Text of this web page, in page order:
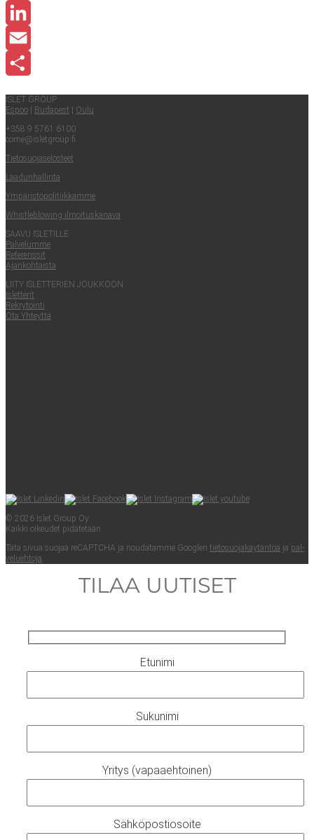
Facebook
LinkedIn
Email
ISLET GROUP
Espoo
Buda­pest
Oulu
+358 9 5761 6100
come@​isletgroup.​fi
Tie­to­suo­ja­se­los­teet
Laa­dun­hal­lin­ta
Ympä­ris­tö­po­li­tiik­kam­me
Whist­le­blowing ilmoituskanava
SAA­VU ISLETILLE
Pal­ve­lum­me
Refe­rens­sit
Ajan­koh­tais­ta
LII­TY ISLET­TE­RIEN JOUKKOON
Islet­te­rit
Rek­ry­toin­ti
Ota Yhteyt­tä
© 2026 Islet Group Oy
Kaik­ki oikeu­det pidätetään.
Tätä sivua suo­jaa reCAPTC­HA ja nou­da­tam­me Googlen tie­to­suo­ja­käy­tän­töä ja pal­
ve­lueh­to­ja.
TILAA UUTISET
Etunimi
Sukunimi
Yritys (vapaaehtoinen)
Sähköpostiosoite